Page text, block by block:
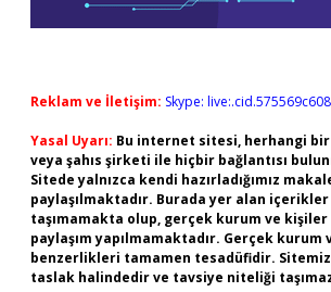
Reklam ve İletişim: Skype:
Yasal Uyarı: Bu internet sitesi, herhangi
veya şahıs şirketi ile hiçbir bağlantısı
Sitede yalnızca kendi hazırladığımız
paylaşılmaktadır. Burada yer alan
taşımamakta olup, gerçek kurum ve kişiler
paylaşım yapılmamaktadır. Gerçek
benzerlikleri tamamen tesadüfidir.
taslak halindedir ve tavsiye niteliği